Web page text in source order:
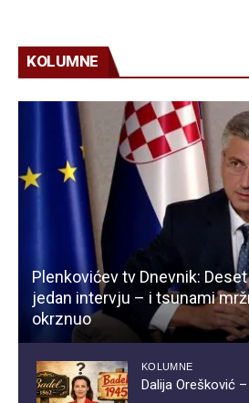
KOLUMNE
Plenkovićev tv Dnevnik:
jedan intervju – i tsunami
okrznuo
KOLUMNE
Dalija Orešković